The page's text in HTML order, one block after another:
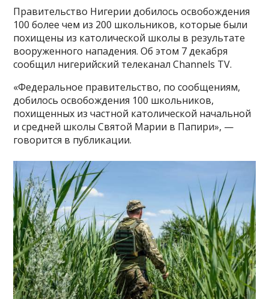
Правительство Нигерии добилось освобождения
100 более чем из 200 школьников, которые были
похищены из католической школы в результате
вооруженного нападения. Об этом 7 декабря
сообщил нигерийский телеканал Channels TV.
«Федеральное правительство, по сообщениям,
добилось освобождения 100 школьников,
похищенных из частной католической начальной
и средней школы Святой Марии в Папири», —
говорится в публикации.